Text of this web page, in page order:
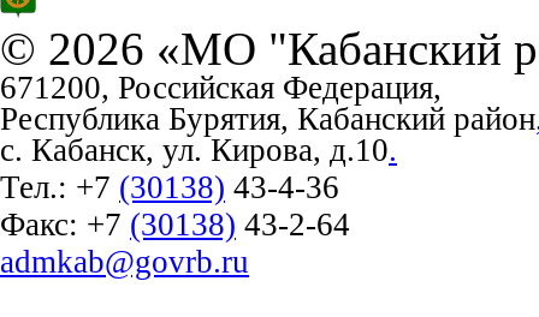
© 2026 «МО "Кабанский
671200, Российская Федерация,
Республика Бурятия, Кабанский район
с. Кабанск, ул. Кирова, д.10.
Тел.: +7 (30138) 43-4-36
Факс: +7 (30138) 43-2-64
admkab@govrb.ru